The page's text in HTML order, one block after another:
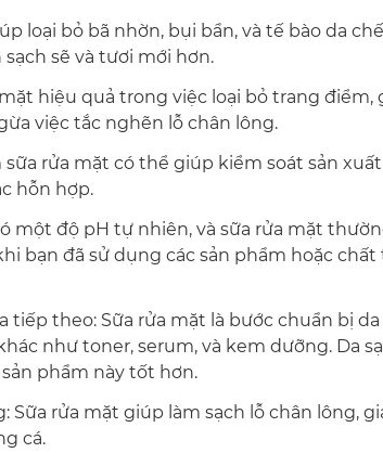
loại bỏ bã nhờn, bụi bẩn, và tế bào da
sẽ và tươi mới hơn.
hiệu quả trong việc loại bỏ trang điểm,
việc tắc nghẽn lỗ chân lông.
sữa rửa mặt có thể giúp kiểm soát sản
hỗn hợp.
một độ pH tự nhiên, và sữa rửa mặt
bạn đã sử dụng các sản phẩm hoặc chất
tiếp theo: Sữa rửa mặt là bước chuẩn bị
như toner, serum, và kem dưỡng. Da
phẩm này tốt hơn.
Sữa rửa mặt giúp làm sạch lỗ chân lông,
cá.